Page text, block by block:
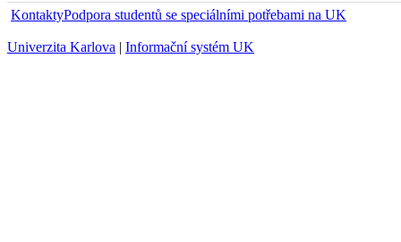
KontaktyPodpora studentů se speciálními potřebami na UK
Univerzita Karlova | Informační systém UK